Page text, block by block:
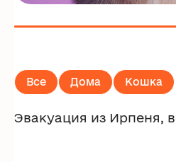
Все Дома Кошка
Эвакуация из Ирпеня,